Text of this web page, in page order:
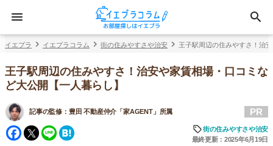
イエプラ イエプラコラム 街の住みやすさや治安 王子駅周辺の住みやすさ！治
王子駅周辺の住みやすさ！治安や家賃相場・口コミな
ど大公開【一人暮らし】
記事の監修： 豊田 不動産仲介「家AGENT」所属
Facebook
Twitter
Line
PR
街の住みやすさや治安
最終更新：2025年6月19日